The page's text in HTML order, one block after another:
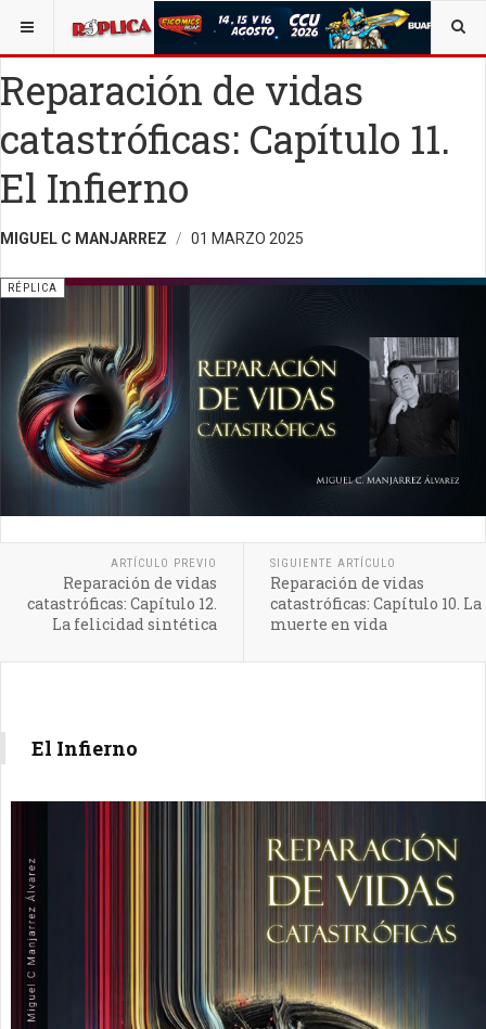
ESTÁ AQUÍ: VIDA Y SOCIEDAD OPINIÓN RÉPLICA
Reparación de vidas
catastróficas: Capítulo 11.
El Infierno
MIGUEL C MANJARREZ 01 MARZO 2025
RÉPLICA
ARTÍCULO PREVIO
Reparación de vidas
catastróficas: Capítulo 12.
La felicidad sintética
SIGUIENTE ARTÍCULO
Reparación de vidas
catastróficas: Capítulo 10. La
muerte en vida
El Infierno